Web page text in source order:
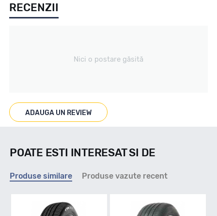
Vara
Marcat M+S
Indice viteza
V - max 240km/h
RECENZII
Nici o postare găsită
ADAUGA UN REVIEW
POATE ESTI INTERESAT SI DE
Produse similare Produse vazute recent